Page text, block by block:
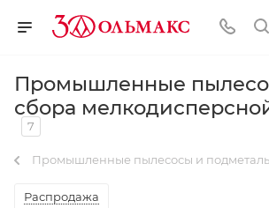
Промышленные
сбора
7
Промышленные пылесосы и
Распродажа